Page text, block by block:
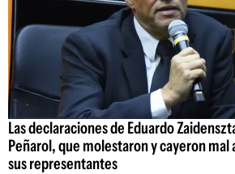
Las declaraciones de Eduardo
Peñarol, que molestaron y cayeron mal
sus representantes